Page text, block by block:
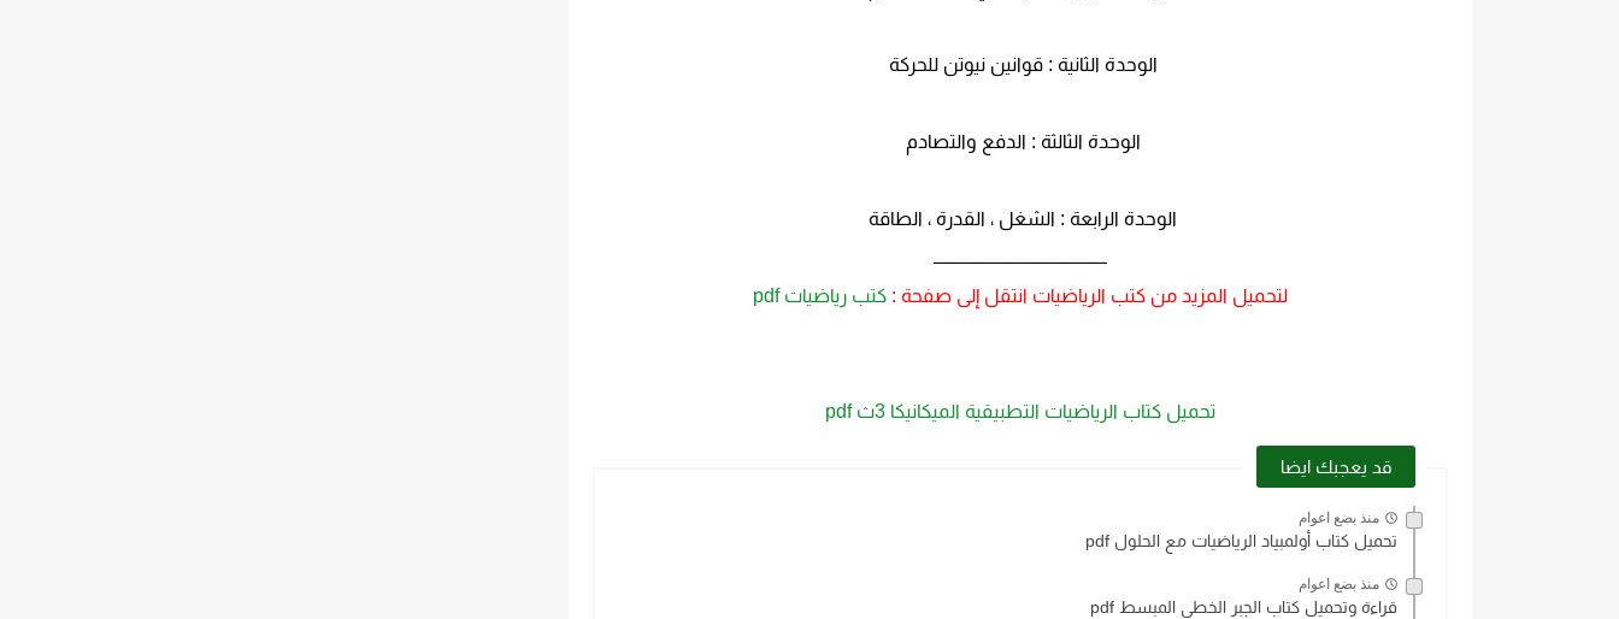
الوحدة الثانية : قوانين نيوتن للحركة
الوحدة الثالثة : الدفع والتصادم
الوحدة الرابعة : الشغل ، القدرة ، الطاقة
ــــــــــــــــــــــــــــــــــــــــــــــــ
لتحميل المزيد من كتب الرياضيات انتقل إلى صفحة : كتب رياضيات pdf
تحميل كتاب الرياضيات التطبيقية الميكانيكا 3ث pdf
قد يعجبك ايضا
منذ بضع اعوام
تحميل كتاب أولمبياد الرياضيات مع الحلول pdf
منذ بضع اعوام
قراءة وتحميل كتاب الجبر الخطي المبسط pdf